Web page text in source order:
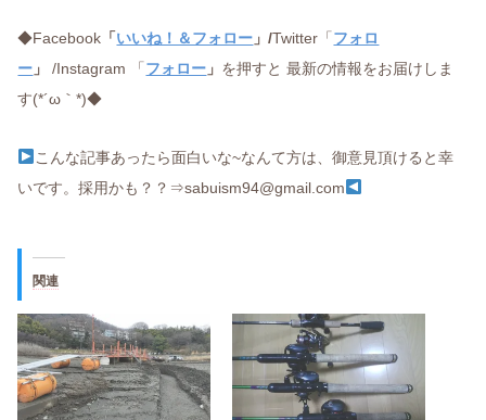
◆Facebook 「いいね！＆フォロー 」/Twitter「フォロ
ー 」/Instagram 「フォロー 」 を押すと 最新の情報をお届けしま
す(*´ω｀*)◆
こんな記事あったら面白いな~なんて方は、御意見頂けると幸
いです。採用かも？？⇒sabuism94@gmail.com
関連